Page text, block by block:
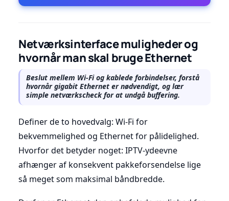
Netværksinterface muligheder og
hvornår man skal bruge Ethernet
Beslut mellem Wi-Fi og kablede forbindelser, forstå
hvornår gigabit Ethernet er nødvendigt, og lær
simple netværkscheck for at undgå buffering.
Definer de to hovedvalg: Wi-Fi for
bekvemmelighed og Ethernet for pålidelighed.
Hvorfor det betyder noget: IPTV-ydeevne
afhænger af konsekvent pakkeforsendelse lige
så meget som maksimal båndbredde.